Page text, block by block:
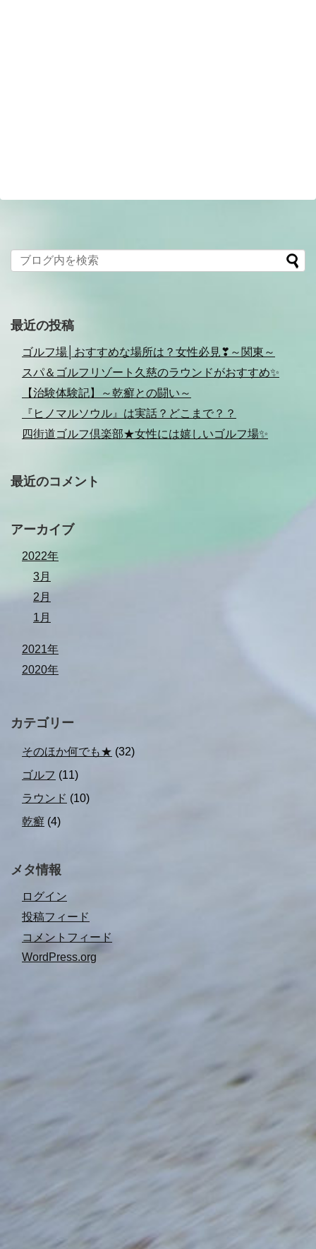
最近の投稿
ゴルフ場│おすすめな場所は？女性必見❣～関東～
スパ＆ゴルフリゾート久慈のラウンドがおすすめ✨
【治験体験記】～乾癬との闘い～
『ヒノマルソウル』は実話？どこまで？？
四街道ゴルフ倶楽部★女性には嬉しいゴルフ場✨
最近のコメント
アーカイブ
2022年
3月
2月
1月
2021年
2020年
カテゴリー
そのほか何でも★ (32)
ゴルフ (11)
ラウンド (10)
乾癬 (4)
メタ情報
ログイン
投稿フィード
コメントフィード
WordPress.org